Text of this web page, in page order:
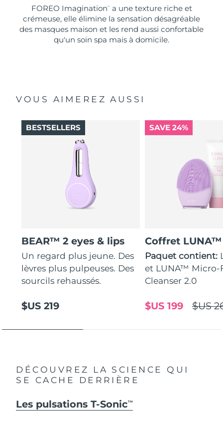
FOREO Imagination ™
a une texture riche et
crémeuse, elle élimine la sensation désagréable
des masques maison et les rend aussi confortable
qu'un soin spa mais à domicile.
VOUS AIMEREZ AUSSI
BEAR™ 2 eyes & lips
Un regard plus jeune. Des
lèvres plus pulpeuses. Des
sourcils rehaussés.
$US 219
BESTSELLERS SAVE 24%
Coffret
Paquet contient:
et LUNA™ Micro-
Cleanser 2.0
$US
$US 199
DÉCOUVREZ LA SCIENCE QUI
SE CACHE DERRIÈRE
Les pulsations T-SonicTM